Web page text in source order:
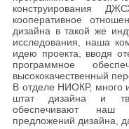
конструирования
кооперативное
дизайна в такой же
исследования, наша
идею проекта, вводя
программное
высококачественный
В отделе НИОКР, много
штат дизайна и
обеспечивают наш
предложений дизайна,